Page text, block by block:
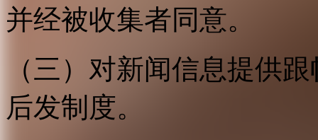
并经被收集者同意。
（三）对新闻信息提供
后发制度。